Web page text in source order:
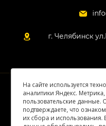
г. Челябинск
© 2026 Все
На сайте используется
аналитики Яндекс.
пользовательские данные.
подтверждаете, что
их сбора и использования.